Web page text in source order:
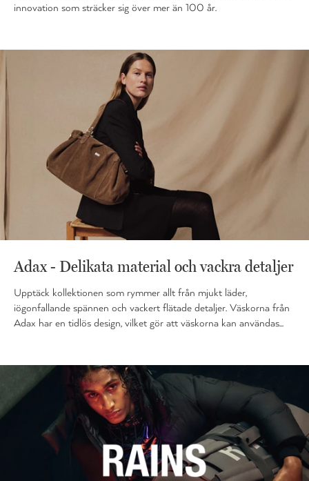
innovation som sträcker sig över mer än 100 år.
Adax - Delikata material och vackra detaljer
Upptäck kollektionen som rymmer allt från mjukt läder,
iögonfallande spännen och vackert flätade detaljer. Väskorna från
Adax har en tidlös design, vilket gör att väskorna kan användas...